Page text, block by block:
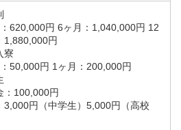
620,000円 6ヶ月：1,040,000円 12
1,880,000円
寮
50,000円 1ヶ月：200,000円
：100,000円
3,000円（中学生）5,000円（高校